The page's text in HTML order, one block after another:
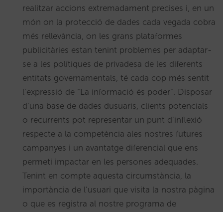
realitzar accions extremadament precises i, en un
món on la protecció de dades cada vegada cobra
més rellevància, on les grans plataformes
publicitàries estan tenint problemes per adaptar-
se a les polítiques de privadesa de les diferents
entitats governamentals, té cada cop més sentit
l’expressió de “La informació és poder”. Disposar
d’una base de dades dusuaris, clients potencials
o recurrents pot representar un punt d’inflexió
respecte a la competència ales nostres futures
campanyes i un avantatge diferencial que ens
permeti impactar en les persones adequades.
Tenint en compte aquesta circumstància, la
importància de l’usuari que visita la nostra pàgina
o que es registra al nostre programa de